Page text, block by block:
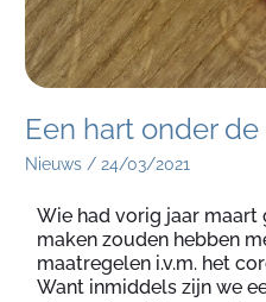
Een hart onder de
Nieuws / 24/03/2021
Wie had vorig jaar
maken zouden hebben
maatregelen i.v.m. het
Want inmiddels zijn we